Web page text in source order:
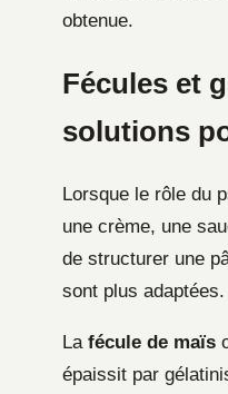
obtenue.
Fécules et
solutions
Lorsque le rôle du
une crème, une
de structurer une
sont plus adaptées.
La fécule de maïs
épaissit par